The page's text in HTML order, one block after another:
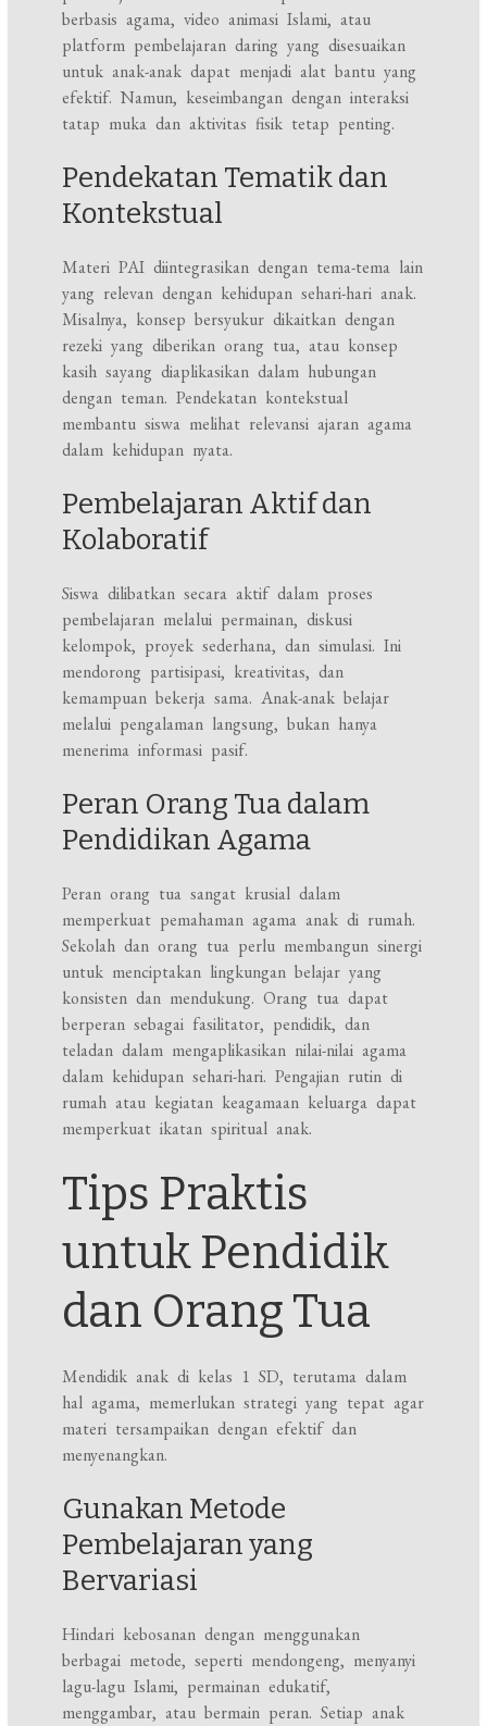
berbasis agama, video animasi Islami, atau
platform pembelajaran daring yang disesuaikan
untuk anak-anak dapat menjadi alat bantu yang
efektif. Namun, keseimbangan dengan interaksi
tatap muka dan aktivitas fisik tetap penting.
Pendekatan Tematik dan
Kontekstual
Materi PAI diintegrasikan dengan tema-tema lain
yang relevan dengan kehidupan sehari-hari anak.
Misalnya, konsep bersyukur dikaitkan dengan
rezeki yang diberikan orang tua, atau konsep
kasih sayang diaplikasikan dalam hubungan
dengan teman. Pendekatan kontekstual
membantu siswa melihat relevansi ajaran agama
dalam kehidupan nyata.
Pembelajaran Aktif dan
Kolaboratif
Siswa dilibatkan secara aktif dalam proses
pembelajaran melalui permainan, diskusi
kelompok, proyek sederhana, dan simulasi. Ini
mendorong partisipasi, kreativitas, dan
kemampuan bekerja sama. Anak-anak belajar
melalui pengalaman langsung, bukan hanya
menerima informasi pasif.
Peran Orang Tua dalam
Pendidikan Agama
Peran orang tua sangat krusial dalam
memperkuat pemahaman agama anak di rumah.
Sekolah dan orang tua perlu membangun sinergi
untuk menciptakan lingkungan belajar yang
konsisten dan mendukung. Orang tua dapat
berperan sebagai fasilitator, pendidik, dan
teladan dalam mengaplikasikan nilai-nilai agama
dalam kehidupan sehari-hari. Pengajian rutin di
rumah atau kegiatan keagamaan keluarga dapat
memperkuat ikatan spiritual anak.
Tips Praktis
untuk Pendidik
dan Orang Tua
Mendidik anak di kelas 1 SD, terutama dalam
hal agama, memerlukan strategi yang tepat agar
materi tersampaikan dengan efektif dan
menyenangkan.
Gunakan Metode
Pembelajaran yang
Bervariasi
Hindari kebosanan dengan menggunakan
berbagai metode, seperti mendongeng, menyanyi
lagu-lagu Islami, permainan edukatif,
menggambar, atau bermain peran. Setiap anak